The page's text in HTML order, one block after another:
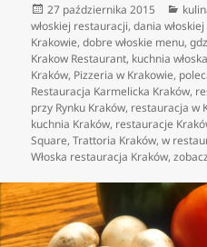
Data
publikacji
27 października 2015
włoskiej restauracji,dania
Krakowie,dobre włoskie menu,
Krakow Restaurant, kuchnia
Kraków, Pizzeria w Krakowie,
Restauracja Karmelicka Kraków,
przy Rynku Kraków, restauracja w
kuchnia Kraków, restauracje
Square,Trattoria Kraków,w
Włoska restauracja Kraków,